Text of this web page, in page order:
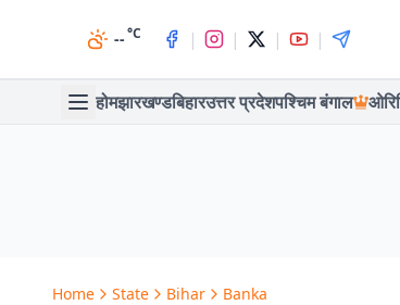
--°C | | | |
होमझारखण्डबिहारउत्तर प्रदेशपश्चिम बंगाल
Home State Bihar Banka